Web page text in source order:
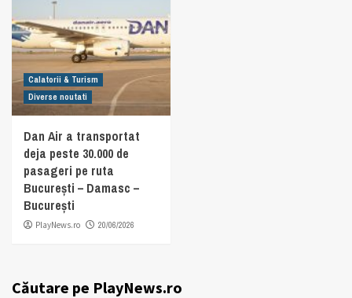
Calatorii & Turism
Diverse noutati
Dan Air a transportat
deja peste 30.000 de
pasageri pe ruta
București – Damasc –
București
PlayNews.ro 20/06/2026
Căutare pe PlayNews.ro